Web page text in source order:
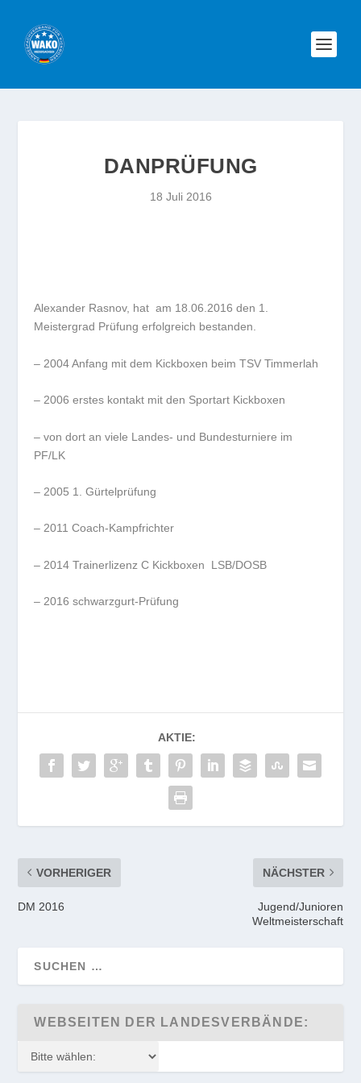
DANPRÜFUNG
18 Juli 2016
Alexander Rasnov, hat am 18.06.2016 den 1.
Meistergrad Prüfung erfolgreich bestanden.
– 2004 Anfang mit dem Kickboxen beim TSV Timmerlah
– 2006 erstes kontakt mit den Sportart Kickboxen
– von dort an viele Landes- und Bundesturniere im
PF/LK
– 2005 1. Gürtelprüfung
– 2011 Coach-Kampfrichter
– 2014 Trainerlizenz C Kickboxen LSB/DOSB
– 2016 schwarzgurt-Prüfung
AKTIE:
VORHERIGER
DM 2016
NÄCHSTER
Jugend/Junioren
Weltmeisterschaft
WEBSEITEN DER LANDESVERBÄNDE: